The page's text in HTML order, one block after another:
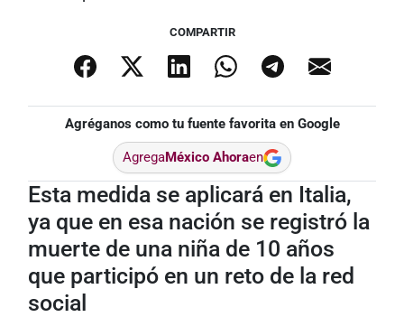
COMPARTIR
Agréganos como tu fuente favorita en Google
AgregaMéxico Ahoraen
Esta medida se aplicará en Italia,
ya que en esa nación se registró la
muerte de una niña de 10 años
que participó en un reto de la red
social